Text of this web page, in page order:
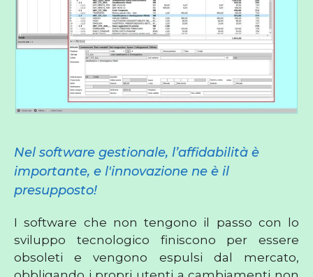
Nel software gestionale, l’affidabilità è
importante, e l'innovazione ne è il
presupposto!
I software che non tengono il passo con lo
sviluppo tecnologico finiscono per essere
obsoleti e vengono espulsi dal mercato,